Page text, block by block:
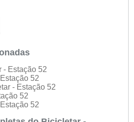
- Estação 52
52
- Estação 52
52
52